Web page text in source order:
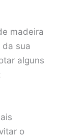
madeira
da sua
alguns
o